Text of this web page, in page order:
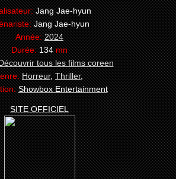
Jang Jae-hyun
Jang Jae-hyun
Année:2024
Durée:134mn
Horreur,Thriller,
Showbox Entertainment
SITE OFFICIEL